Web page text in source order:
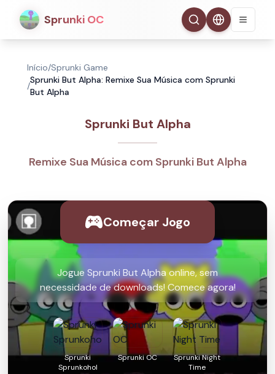
Sprunki OC
Início/Sprunki Game
/
Sprunki But Alpha: Remixe Sua Música com Sprunki
But Alpha
Sprunki But Alpha
Remixe Sua Música com Sprunki But Alpha
Começar Jogo
Jogue Sprunki But Alpha online, sem
necessidade de downloads! Comece agora!
Sprunki
Sprunkohol
Sprunki OC
Sprunki Night
Time